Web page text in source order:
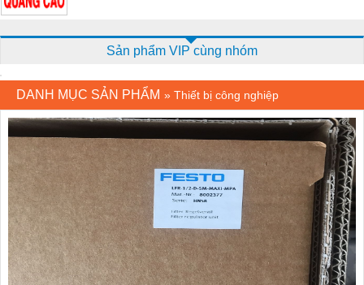
Sản phẩm VIP cùng nhóm
DANH MỤC SẢN PHẨM » Thiết bị công nghiệp